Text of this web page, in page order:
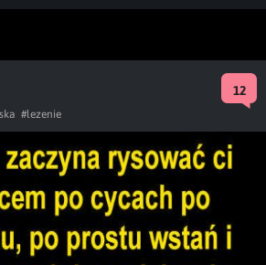
12
#lezenie